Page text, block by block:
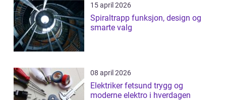
15 april 2026
Spiraltrapp funksjon, design og
smarte valg
08 april 2026
Elektriker fetsund trygg og
moderne elektro i hverdagen